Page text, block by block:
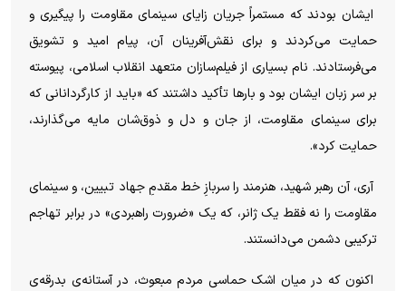
ایشان بودند که مستمراً جریان زایای سینمای مقاومت را پیگیری و
حمایت می‌کردند و برای نقش‌آفرینان آن، پیام امید و تشویق
می‌فرستادند. نام بسیاری از فیلم‌سازان متعهد انقلاب اسلامی، پیوسته
بر سر زبان ایشان بود و بارها تأکید داشتند که «باید از کارگردانانی که
برای سینمای مقاومت، از جان و دل و ذوق‌شان مایه می‌گذارند،
حمایت کرد».
آری، آن رهبر شهید، هنرمند را سربازِ خط مقدمِ جهاد تبیین، و سینمای
مقاومت را نه فقط یک ژانر، که یک «ضرورت راهبردی» در برابر تهاجم
ترکیبی دشمن می‌دانستند.
اکنون که در میان اشک حماسی مردم مبعوث، در آستانه‌ی بدرقه‌ی